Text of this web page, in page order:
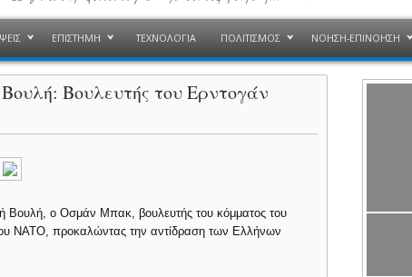
ΕΠΙΣΤΗΜΗ ΤΕΧΝΟΛΟΓΙΑ ΠΟΛΙΤΙΣΜΟΣ ΝΟΗΣΗ-ΕΠΙΝΟΗΣΗ
Βουλευτής του Ερντογάν
Βουλή, ο Οσμάν Μπακ, βουλευτής του κόμματος του
ΝΑΤΟ, προκαλώντας την αντίδραση των Ελλήνων